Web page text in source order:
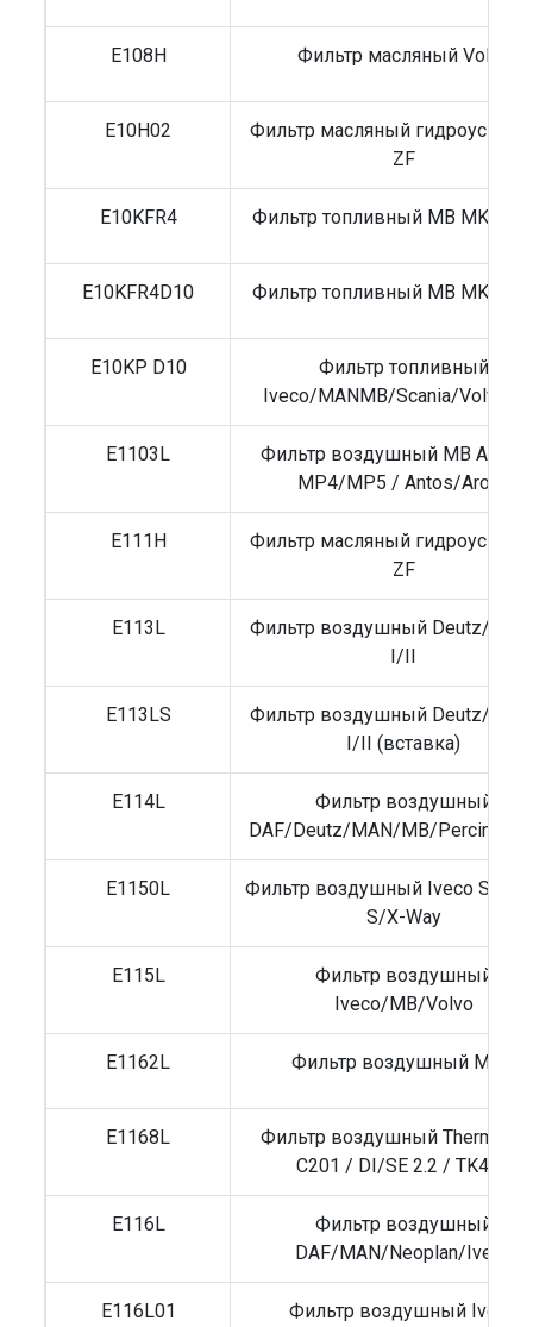
E108H Фильтр масляный Volvo
E10H02
Фильтр масляный
ZF
E10KFR4 Фильтр топливный MB MK/NG/
E10KFR4D10 Фильтр топливный MB MK/NG/
E10KP D10
Фильтр топливный
Iveco/MANMB/Scania/Volvo
E1103L
Фильтр воздушный MB
MP4/MP5 / Antos/Arocs
E111H
Фильтр масляный
ZF
E113L
Фильтр воздушный Deutz/
I/II
E113LS
Фильтр воздушный Deutz/
I/II (вставка)
E114L
Фильтр воздушный
DAF/Deutz/MAN/MB/Percins/
E1150L
Фильтр воздушный Iveco
S/X-Way
E115L
Фильтр воздушный
Iveco/MB/Volvo
E1162L Фильтр воздушный MAN
E1168L
Фильтр воздушный Thermo
C201 / DI/SE 2.2 / TK486
E116L
Фильтр воздушный
DAF/MAN/Neoplan/Iveco
E116L01
Фильтр воздушный Iveco